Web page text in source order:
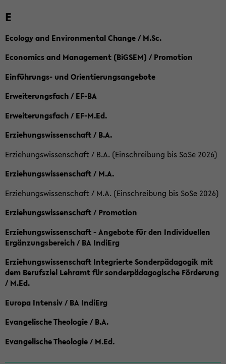
E
Ecology and Environmental Change / M.Sc.
Economics and Management (BiGSEM) / Promotion
Einführungs- und Orientierungsangebote
Erweiterungsfach / EF-BA
Erweiterungsfach / EF-M.Ed.
Erziehungswissenschaft / B.A.
Erziehungswissenschaft / B.A. (Einschreibung bis SoSe 2026)
Erziehungswissenschaft / M.A.
Erziehungswissenschaft / M.A. (Einschreibung bis SoSe 2026)
Erziehungswissenschaft / Promotion
Erziehungswissenschaft - Angebote für den Individuellen
Ergänzungsbereich / BA IndiErg
Erziehungswissenschaft Integrierte Sonderpädagogik mit
dem Berufsziel Lehramt für sonderpädagogische Förderung
/ M.Ed.
Europa Intensiv / BA IndiErg
Evangelische Theologie / B.A.
Evangelische Theologie / M.Ed.